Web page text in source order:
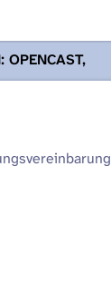
OPENCAST,
Mi 19. August
nicht zur